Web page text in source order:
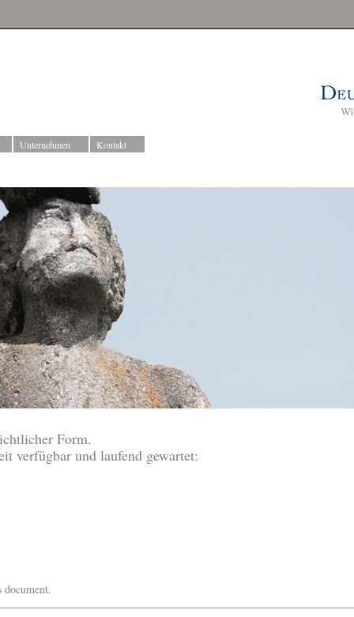
Unternehmen Kontakt
Form.
verfügbar und laufend gewartet:
document.